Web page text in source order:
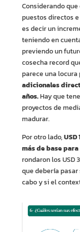
Considerando que
puestos directos
es decir un
teniendo en
previendo un
cosecha record
parece una locura
adicionales
años.Hay que
proyectos de
madurar.
Por otro lado,
más de base
rondaron los USD
que debería
cabo y si el